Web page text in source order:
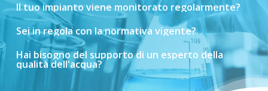
Il tuoimpianto viene monitorato regolarmente?
Seiinregola con lanormativa vigente?
Hai bisognodel supportodi un esperto della
qualitàdell'acqua?